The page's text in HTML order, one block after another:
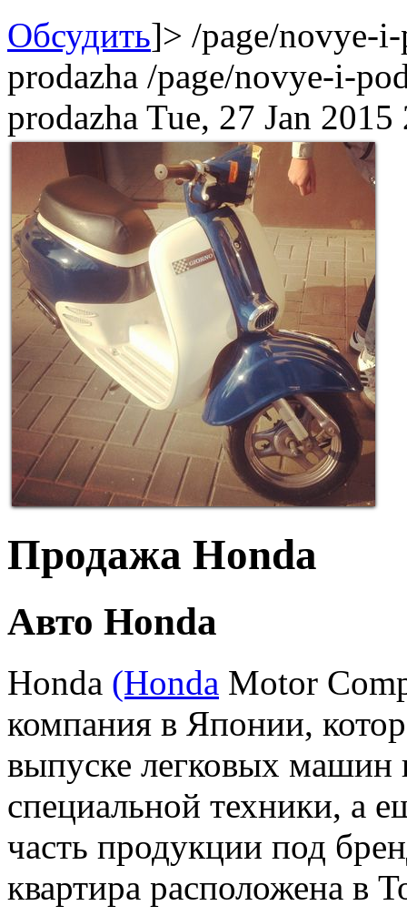
Обсудить]> /page/novye-
prodazha /page/novye-i-
prodazha Tue, 27 Jan
Продажа Honda
Авто Honda
Honda (Honda Motor
компания в Японии,
выпуске легковых машин
специальной техники, а
часть продукции под
квартира расположена в